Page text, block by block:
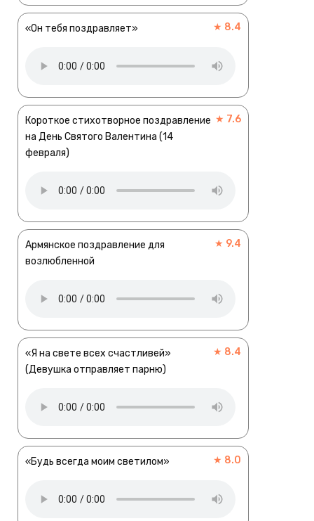
«Он тебя поздравляет» ★ 8.4
Короткое стихотворное поздравление
на День Святого Валентина (14
февраля)
★ 7.6
Армянское поздравление для
возлюбленной
★ 9.4
«Я на свете всех счастливей»
(Девушка отправляет парню)
★ 8.4
«Будь всегда моим светилом» ★ 8.0